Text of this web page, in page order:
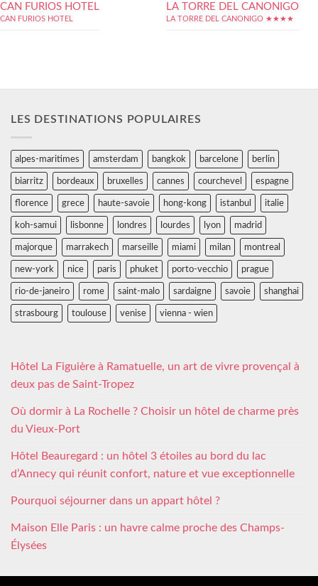
CAN FURIOS HOTEL
CAN FURIOS HOTEL
LA TORRE DEL CANONIGO
LA TORRE DEL CANONIGO ★★★★
LES DESTINATIONS POPULAIRES
alpes-maritimes amsterdam bangkok barcelone berlin
biarritz bordeaux bruxelles cannes courchevel espagne
florence grece haute-savoie hong-kong istanbul italie
koh-samui lisbonne londres lourdes lyon madrid
majorque marrakech marseille miami milan montreal
new-york nice paris phuket porto-vecchio prague
rio-de-janeiro rome saint-malo sardaigne savoie shanghai
strasbourg toulouse venise vienna - wien
Hôtel La Figuière à Ramatuelle, un art de vivre provençal à
deux pas de Saint-Tropez
Où dormir à La Rochelle ? Choisir un hôtel de charme près
du Vieux-Port
Hôtel Beauregard : un hôtel 3 étoiles au bord du lac
d’Annecy qui réunit confort, nature et vue exceptionnelle
Pourquoi séjourner dans un appart hôtel ?
Maison Elle Paris : un havre calme proche des Champs-
Élysées